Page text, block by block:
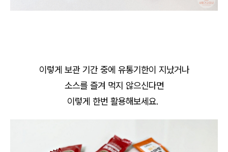
이렇게 보관 기간 중에 유통기한이 지났거나
소스를 즐겨 먹지 않으신다면
이렇게 한번 활용해보세요.